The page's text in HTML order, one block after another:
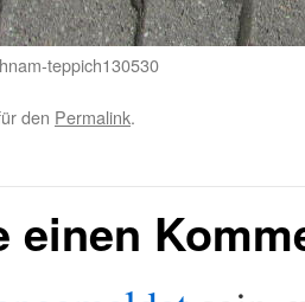
teppich130530
den Permalink.
einen